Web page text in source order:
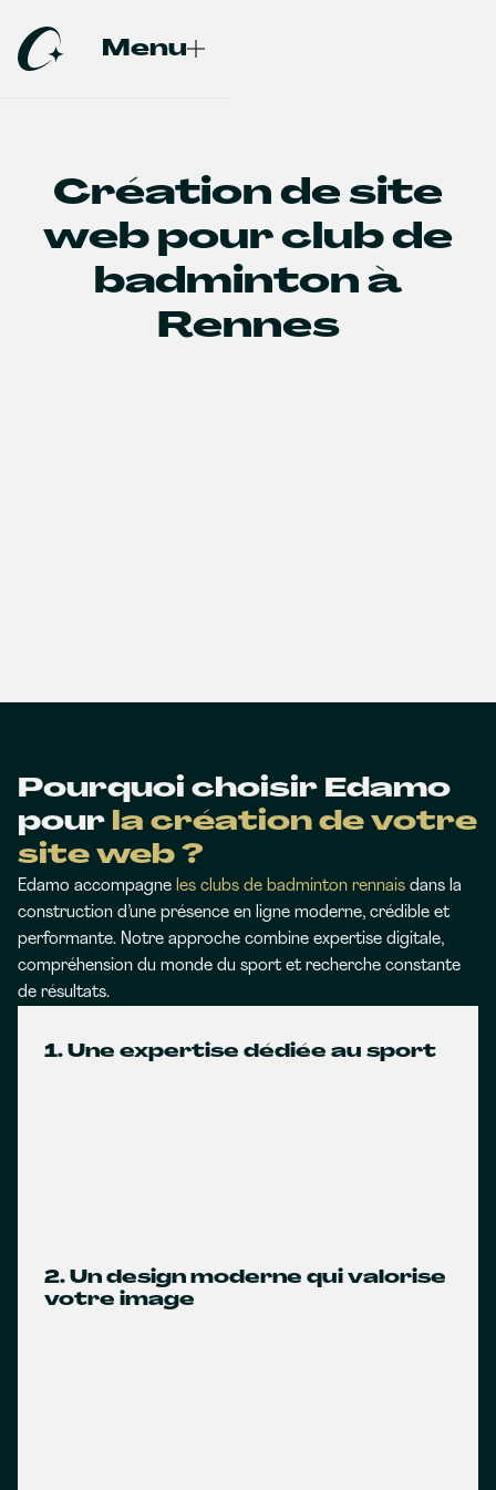
Menu
Création de site
web pour club de
badminton à
Rennes
Pourquoi choisir Edamo
pour la création de votre
site web ?
Edamo accompagne les clubs de badminton rennais dans la
construction d’une présence en ligne moderne, crédible et
performante. Notre approche combine expertise digitale,
compréhension du monde du sport et recherche constante
de résultats.
1. Une expertise dédiée au sport
2. Un design moderne qui valorise
votre image